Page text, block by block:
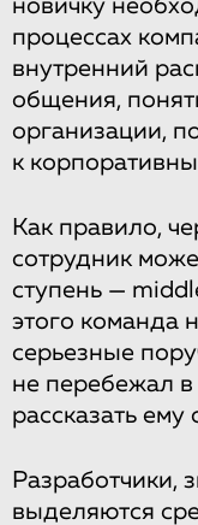
новичку
процессах
внутренний
общения,
организации,
к
Как правило,
сотрудник
ступень —
этого команда
серьезные
не перебежал
рассказать ему
Разработчики,
выделяются